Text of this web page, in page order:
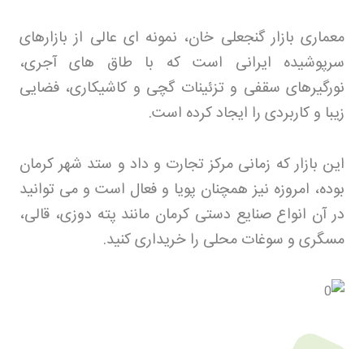
معماری بازار گنجعلی خان، نمونه ای عالی از بازارهای
سرپوشیده ایرانی است که با طاق های آجری،
نورگیرهای سقفی و تزئینات گچی و کاشیکاری، فضایی
زیبا و کاربردی را ایجاد کرده است.
این بازار که زمانی مرکز تجارت و داد و ستد شهر کرمان
بوده، امروزه نیز همچنان پویا و فعال است و می توانید
در آن انواع صنایع دستی کرمان مانند پته دوزی، قالی،
مسگری و سوغات محلی را خریداری کنید.